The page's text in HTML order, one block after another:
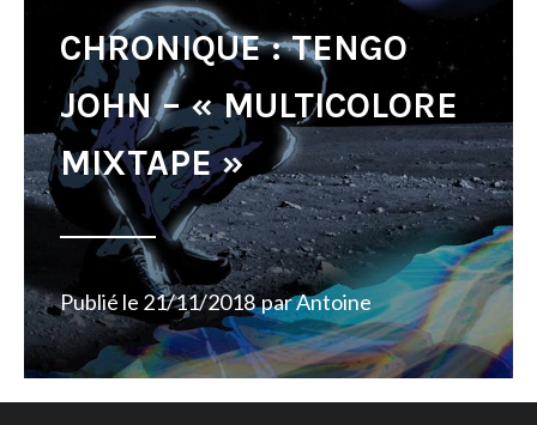
CHRONIQUE : TENGO
JOHN – « MULTICOLORE
MIXTAPE »
Publié le 21/11/2018 parAntoine